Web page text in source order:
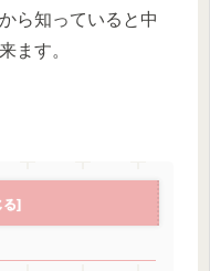
ら知っていると中
ます。